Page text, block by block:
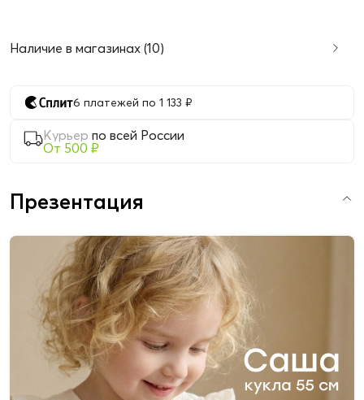
Наличие в магазинах (10)
6 платежей по 1 133 ₽
Курьер по всей России
От 500 ₽
Презентация